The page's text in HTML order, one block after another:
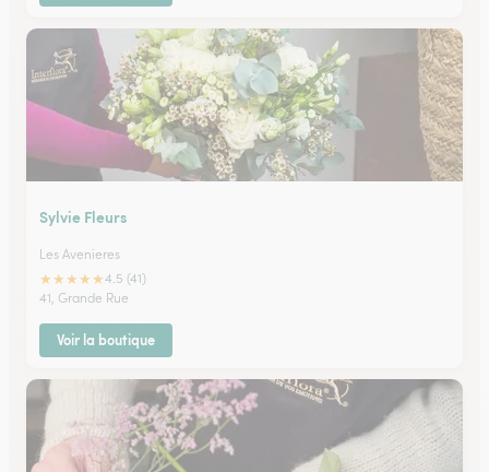
Sylvie Fleurs
Les Avenieres
★★★★★4.5 (41)
41, Grande Rue
Voir la boutique